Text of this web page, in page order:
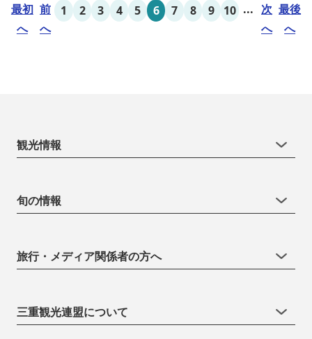
朝は、レス...
最初
へ
前
へ
1 2 3 4 5 6 7 8 9 10 ... 次
へ
最後
へ
観光情報
旬の情報
旅行・メディア関係者の方へ
三重観光連盟について